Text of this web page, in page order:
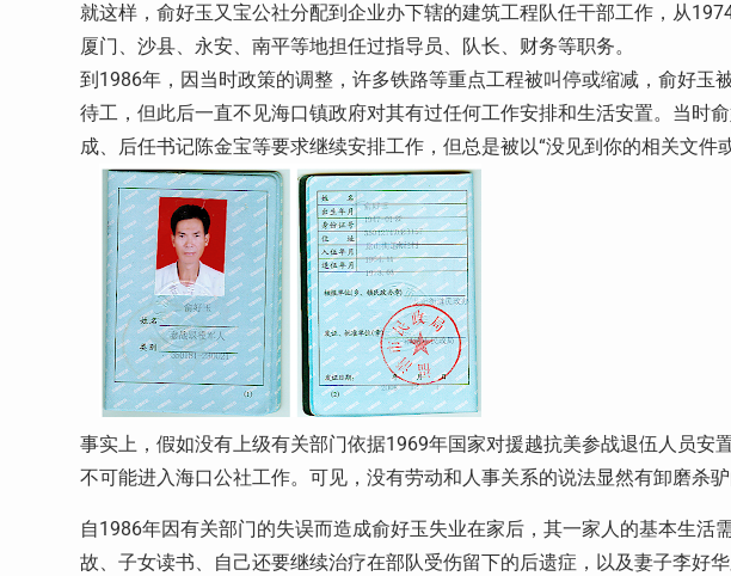
就这样，俞好玉又宝公社分配到企业办下辖的建筑工程队任干部工作，从
厦门、沙县、永安、南平等地担任过指导员、队长、财务等职务。
到1986年，因当时政策的调整，许多铁路等重点工程被叫停或缩减，俞好玉
待工，但此后一直不见海口镇政府对其有过任何工作安排和生活安置。当时
成、后任书记陈金宝等要求继续安排工作，但总是被以“没见到你的相关文件
事实上，假如没有上级有关部门依据1969年国家对援越抗美参战退伍人员安
不可能进入海口公社工作。可见，没有劳动和人事关系的说法显然有卸磨杀驴
自1986年因有关部门的失误而造成俞好玉失业在家后，其一家人的基本生活
故、子女读书、自己还要继续治疗在部队受伤留下的后遗症，以及妻子李好